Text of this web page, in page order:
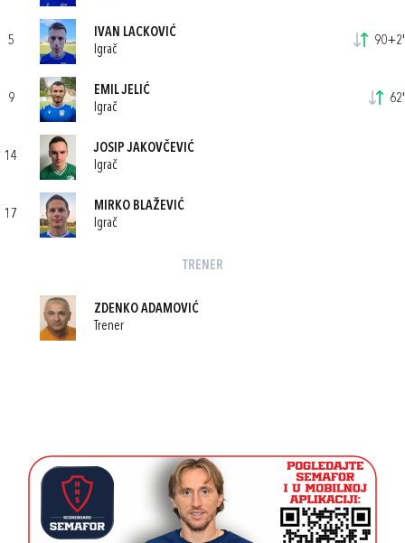
5
IVAN LACKOVIĆ
Igrač
90+2'
9
EMIL JELIĆ
Igrač
62'
14
JOSIP JAKOVČEVIĆ
Igrač
17
MIRKO BLAŽEVIĆ
Igrač
TRENER
ZDENKO ADAMOVIĆ
Trener